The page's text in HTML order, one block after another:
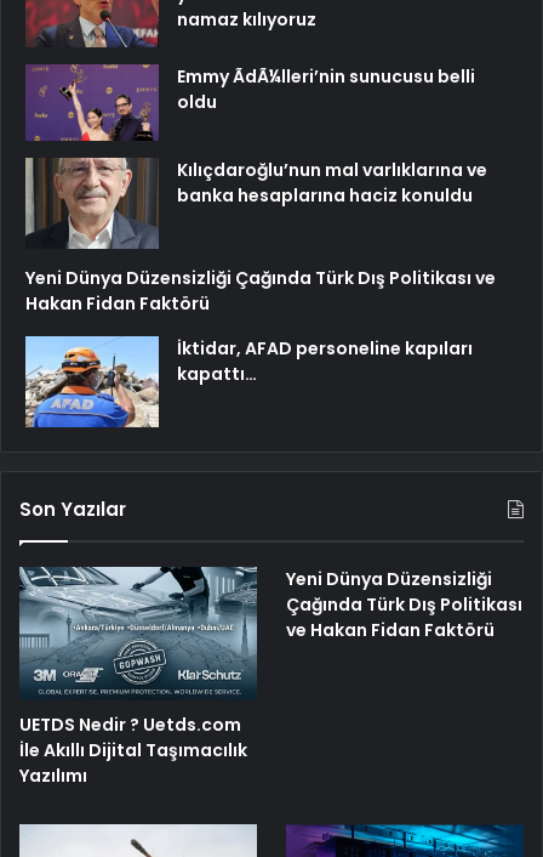
namaz kılıyoruz
Emmy ÃdÃ¼lleri’nin sunucusu belli
oldu
Kılıçdaroğlu’nun mal varlıklarına ve
banka hesaplarına haciz konuldu
Yeni Dünya Düzensizliği Çağında Türk Dış Politikası ve
Hakan Fidan Faktörü
İktidar, AFAD personeline kapıları
kapattı…
Son Yazılar
UETDS Nedir ? Uetds.com
İle Akıllı Dijital Taşımacılık
Yazılımı
Yeni Dünya Düzensizliği
Çağında Türk Dış Politikası
ve Hakan Fidan Faktörü